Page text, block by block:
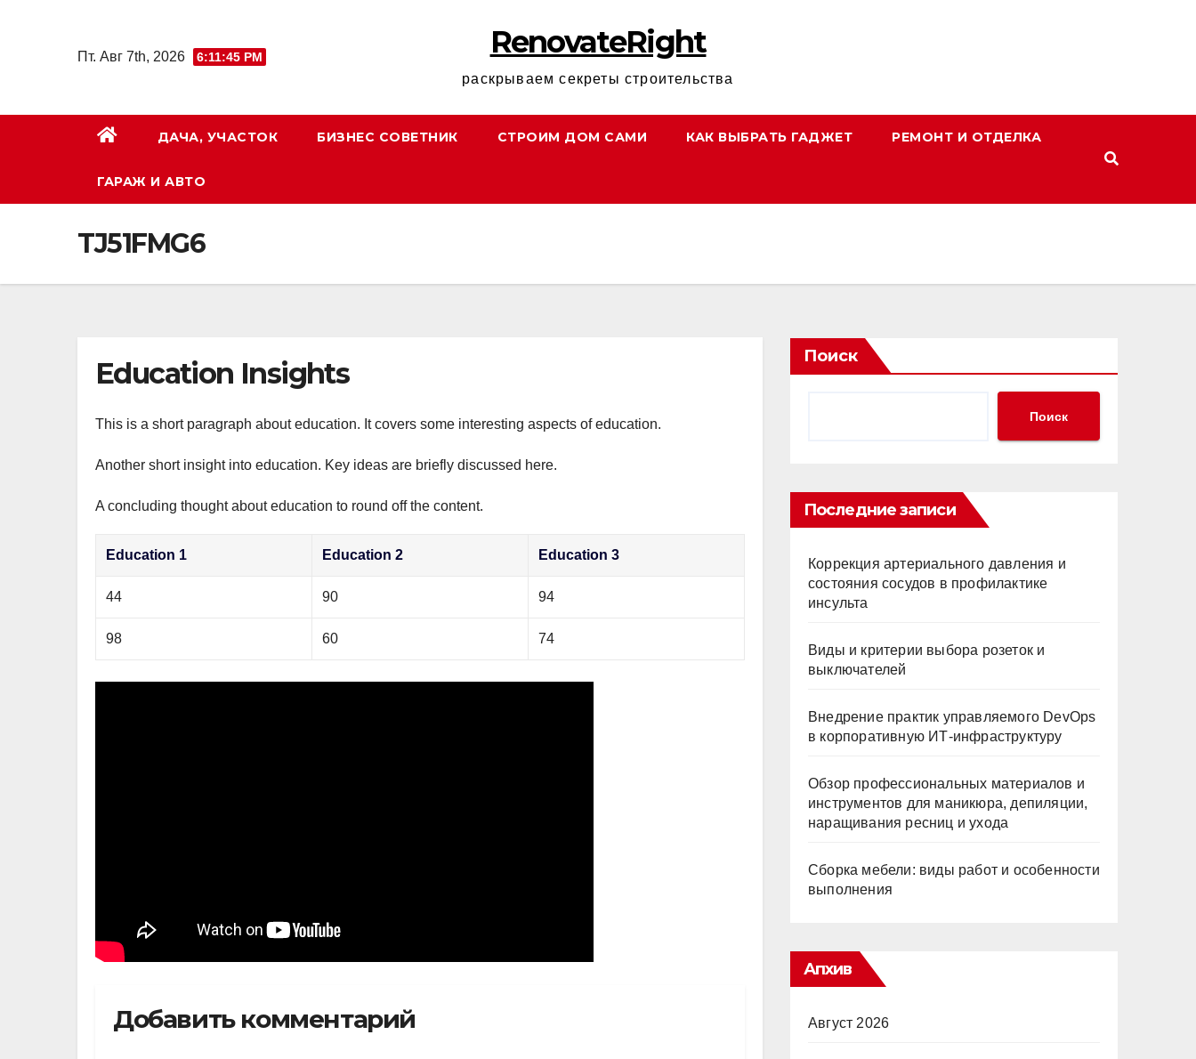
содержимому
Пт. Авг 7th, 2026 6:11:46 PM RenovateRight
раскрываем секреты строительства
ДАЧА, УЧАСТОК БИЗНЕС СОВЕТНИК СТРОИМ ДОМ САМИ КАК ВЫБРАТЬ ГАДЖЕТ РЕМОНТ И ОТДЕЛКА
ГАРАЖ И АВТО
TJ51FMG6
Education Insights
This is a short paragraph about education. It covers some interesting aspects of education.
Another short insight into education. Key ideas are briefly discussed here.
A concluding thought about education to round off the content.
Education 1 Education 2 Education 3
44 90 94
98 60 74
Добавить комментарий
Поиск
Поиск
Последние записи
Коррекция артериального давления и
состояния сосудов в профилактике
инсульта
Виды и критерии выбора розеток и
выключателей
Внедрение практик управляемого DevOps
в корпоративную ИТ-инфраструктуру
Обзор профессиональных материалов и
инструментов для маникюра, депиляции,
наращивания ресниц и ухода
Сборка мебели: виды работ и особенности
выполнения
Апхив
Август 2026